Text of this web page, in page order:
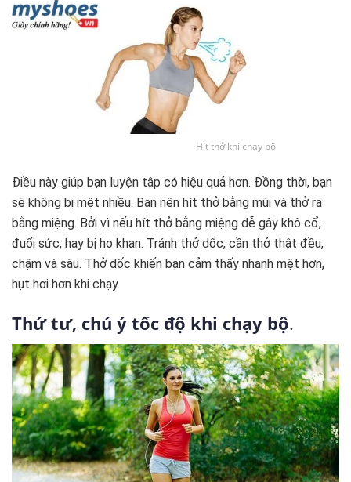
Hít thở khi chạy bộ
Điều này giúp bạn luyện tập có hiệu quả hơn. Đồng thời, bạn
sẽ không bị mệt nhiều. Bạn nên hít thở bằng mũi và thở ra
bằng miệng. Bởi vì nếu hít thở bằng miệng dễ gây khô cổ,
đuối sức, hay bị ho khan. Tránh thở dốc, cần thở thật đều,
chậm và sâu. Thở dốc khiến bạn cảm thấy nhanh mệt hơn,
hụt hơi hơn khi chạy.
Thứ tư, chú ý tốc độ khi chạy bộ.